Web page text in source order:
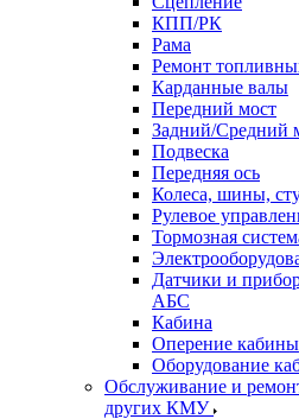
КПП/РК
Рама
Ремонт
Карданные валы
Передний мост
Задний/Средний
Подвеска
Передняя ось
Колеса, шины,
Рулевое
Тормозная
Датчики и
АБС
Кабина
Оперение кабины
Оборудование
Обслуживание и
других КМУ